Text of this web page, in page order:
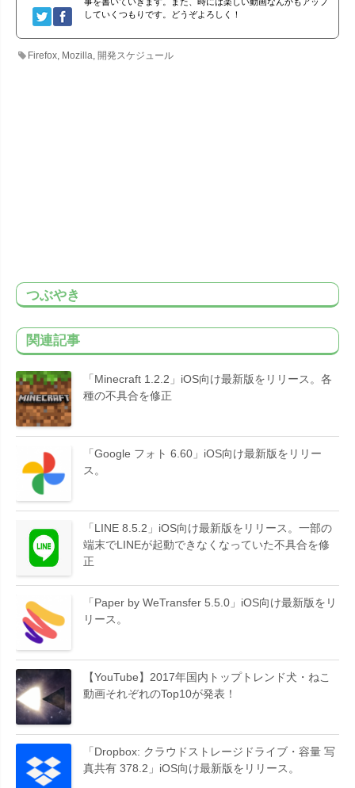
していくつもりです。どうぞよろしく！
Firefox, Mozilla, 開発スケジュール
つぶやき
関連記事
「Minecraft 1.2.2」iOS向け最新版をリリース。各
種の不具合を修正
「Google フォト 6.60」iOS向け最新版をリリー
ス。
「LINE 8.5.2」iOS向け最新版をリリース。一部の
端末でLINEが起動できなくなっていた不具合を修
正
「Paper by WeTransfer 5.5.0」iOS向け最新版をリ
リース。
【YouTube】2017年国内トップトレンド犬・ねこ
動画それぞれのTop10が発表！
「Dropbox: クラウドストレージドライブ・容量 写
真共有 378.2」iOS向け最新版をリリース。